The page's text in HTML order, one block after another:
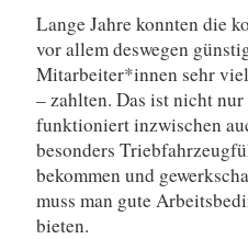
Lange Jahre konnten die
vor allem deswegen
Mitarbeiter*innen sehr
– zahlten. Das ist nicht
funktioniert inzwischen
besonders
bekommen und
muss man gute
bieten.